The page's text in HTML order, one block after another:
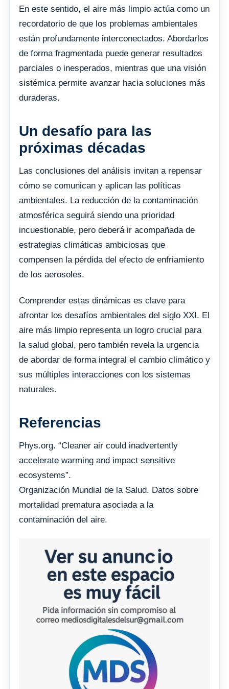
En este sentido, el aire más limpio actúa como un
recordatorio de que los problemas ambientales
están profundamente interconectados. Abordarlos
de forma fragmentada puede generar resultados
parciales o inesperados, mientras que una visión
sistémica permite avanzar hacia soluciones más
duraderas.
Un desafío para las
próximas décadas
Las conclusiones del análisis invitan a repensar
cómo se comunican y aplican las políticas
ambientales. La reducción de la contaminación
atmosférica seguirá siendo una prioridad
incuestionable, pero deberá ir acompañada de
estrategias climáticas ambiciosas que
compensen la pérdida del efecto de enfriamiento
de los aerosoles.
Comprender estas dinámicas es clave para
afrontar los desafíos ambientales del siglo XXI. El
aire más limpio representa un logro crucial para
la salud global, pero también revela la urgencia
de abordar de forma integral el cambio climático y
sus múltiples interacciones con los sistemas
naturales.
Referencias
Phys.org. “Cleaner air could inadvertently
accelerate warming and impact sensitive
ecosystems”.
Organización Mundial de la Salud. Datos sobre
mortalidad prematura asociada a la
contaminación del aire.